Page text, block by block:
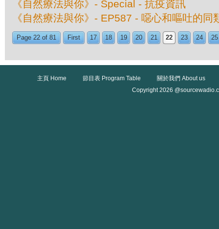
《自然療法與你》- Special - 抗疫資訊
《自然療法與你》- EP587 - 噁心和嘔吐的同
Page 22 of 81 First 17 18 19 20 21 22 23 24 25
主頁 Home 節目表 Program Table
關於我們 About us
Copyright 2026